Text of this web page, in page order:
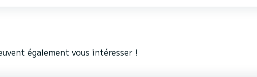
également vous intéresser !